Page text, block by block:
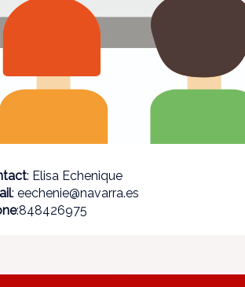
: Elisa Echenique
: eechenie@navarra.es
:848426975